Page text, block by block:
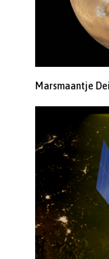
Marsmaantje